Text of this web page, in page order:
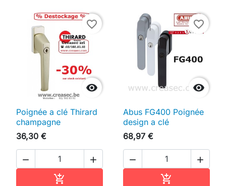

favorite_border
Poignée a clé Thirard
champagne
36,30 €
 


favorite_border
Abus FG400 Poignée
design a clé
68,97 €
 
